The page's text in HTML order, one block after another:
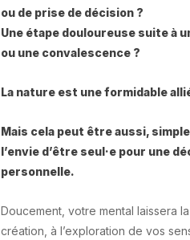
ou de prise de décision ?
Une étape douloureuse suite à
ou une convalescence ?
La nature est une formidable
Mais cela peut être aussi,
l’envie d’être seul·e pour une
personnelle.
Doucement, votre mental laissera
création, à l’exploration de vos